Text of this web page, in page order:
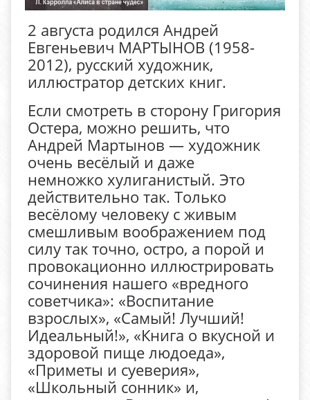
2 августа родился Андрей
Евгеньевич МАРТЫНОВ (1958-
2012), русский художник,
иллюстратор детских книг.
Если смотреть в сторону Григория
Остера, можно решить, что
Андрей Мартынов — художник
очень весёлый и даже
немножко хулиганистый. Это
действительно так. Только
весёлому человеку с живым
смешливым воображением под
силу так точно, остро, а порой и
провокационно иллюстрировать
сочинения нашего «вредного
советчика»: «Воспитание
взрослых», «Самый! Лучший!
Идеальный!», «Книга о вкусной и
здоровой пище людоеда»,
«Приметы и суеверия»,
«Школьный сонник» и,